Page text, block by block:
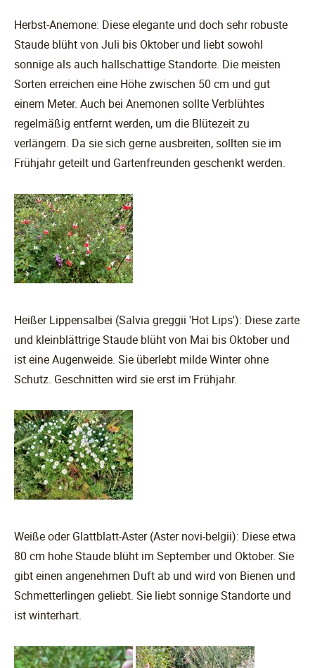
Herbst-Anemone: Diese elegante und doch sehr robuste
Staude blüht von Juli bis Oktober und liebt sowohl
sonnige als auch hallschattige Standorte. Die meisten
Sorten erreichen eine Höhe zwischen 50 cm und gut
einem Meter. Auch bei Anemonen sollte Verblühtes
regelmäßig entfernt werden, um die Blütezeit zu
verlängern. Da sie sich gerne ausbreiten, sollten sie im
Frühjahr geteilt und Gartenfreunden geschenkt werden.
Heißer Lippensalbei (Salvia greggii 'Hot Lips'): Diese zarte
und kleinblättrige Staude blüht von Mai bis Oktober und
ist eine Augenweide. Sie überlebt milde Winter ohne
Schutz. Geschnitten wird sie erst im Frühjahr.
Weiße oder Glattblatt-Aster (Aster novi-belgii): Diese etwa
80 cm hohe Staude blüht im September und Oktober. Sie
gibt einen angenehmen Duft ab und wird von Bienen und
Schmetterlingen geliebt. Sie liebt sonnige Standorte und
ist winterhart.